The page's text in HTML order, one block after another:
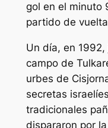
gol en el minuto
partido de
Un día, en
campo de
urbes de
secretas
tradicionales
dispararon por